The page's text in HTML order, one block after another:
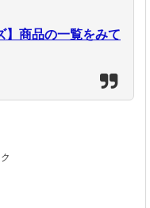
】商品の一覧をみて